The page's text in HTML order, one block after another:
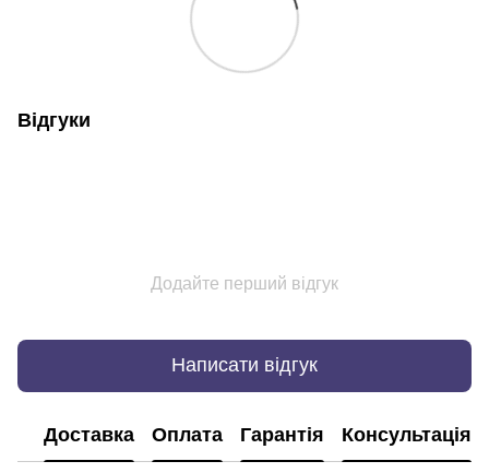
Відгуки
Додайте перший відгук
Написати відгук
Доставка Оплата Гарантія Консультація